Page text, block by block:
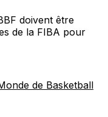
doivent être
de la FIBA pour
de Basketball